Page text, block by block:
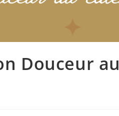
Douceur au